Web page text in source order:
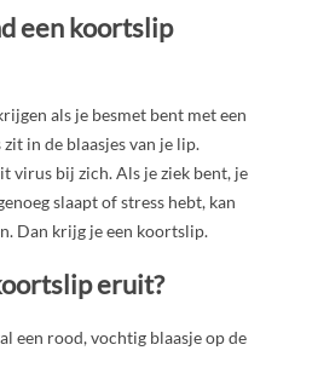
een koortslip
als je besmet bent met een
in de blaasjes van je lip.
virus bij zich. Als je ziek bent, je
slaapt of stress hebt, kan
Dan krijg je een koortslip.
eruit?
een rood, vochtig blaasje op de